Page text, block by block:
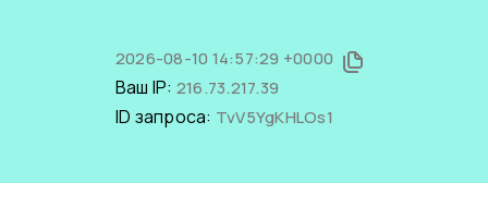
2026-08-10 14:57:29 +0000
Ваш IP: 216.73.217.39
ID запроса: TvV5YgKHLOs1